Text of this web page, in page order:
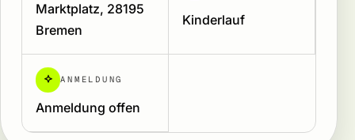
Marktplatz, 28195
Bremen
Kinderlauf
ANMELDUNG
Anmeldung offen